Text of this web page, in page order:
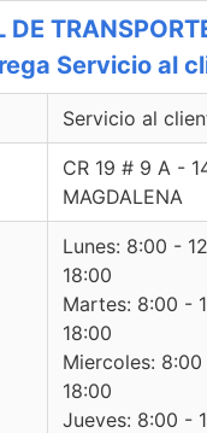
DE
Servicio al
Servicio al
CR 19 # 9 A -
MAGDALENA
Lunes: 8:00 -
18:00
Martes: 8:00 -
18:00
Miercoles:
18:00
Jueves: 8:00 -